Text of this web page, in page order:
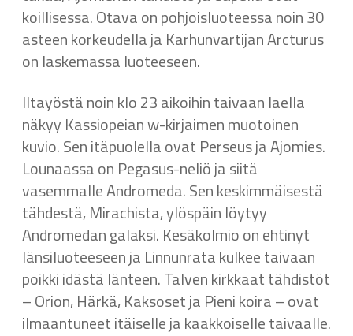
koillisessa. Otava on pohjoisluoteessa noin 30
asteen korkeudella ja Karhunvartijan Arcturus
on laskemassa luoteeseen.
Iltayöstä noin klo 23 aikoihin taivaan laella
näkyy Kassiopeian w-kirjaimen muotoinen
kuvio. Sen itäpuolella ovat Perseus ja Ajomies.
Lounaassa on Pegasus-neliö ja siitä
vasemmalle Andromeda. Sen keskimmäisestä
tähdestä, Mirachista, ylöspäin löytyy
Andromedan galaksi. Kesäkolmio on ehtinyt
länsiluoteeseen ja Linnunrata kulkee taivaan
poikki idästä länteen. Talven kirkkaat tähdistöt
– Orion, Härkä, Kaksoset ja Pieni koira – ovat
ilmaantuneet itäiselle ja kaakkoiselle taivaalle.